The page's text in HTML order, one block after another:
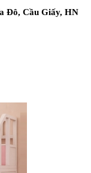
Đô, Cầu Giấy, HN